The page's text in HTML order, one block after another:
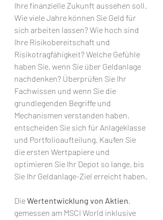
Ihre finanzielle Zukunft aussehen soll.
Wie viele Jahre können Sie Geld für
sich arbeiten lassen? Wie hoch sind
Ihre Risikobereitschaft und
Risikotragfähigkeit? Welche Gefühle
haben Sie, wenn Sie über Geldanlage
nachdenken? Überprüfen Sie Ihr
Fachwissen und wenn Sie die
grundlegenden Begriffe und
Mechanismen verstanden haben,
entscheiden Sie sich für Anlageklasse
und Portfolioaufteilung. Kaufen Sie
die ersten Wertpapiere und
optimieren Sie Ihr Depot so lange, bis
Sie Ihr Geldanlage-Ziel erreicht haben.
Die Wertentwicklung von Aktien,
gemessen am MSCI World inklusive